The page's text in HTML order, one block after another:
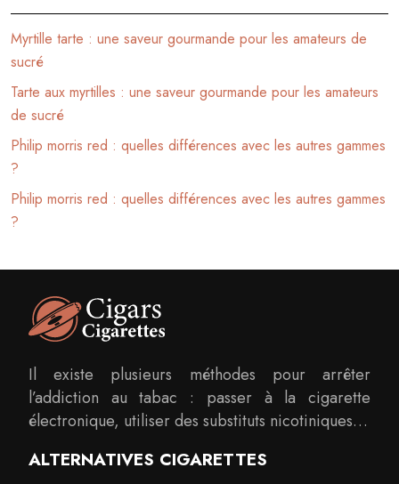
Myrtille tarte : une saveur gourmande pour les amateurs de
sucré
Tarte aux myrtilles : une saveur gourmande pour les amateurs
de sucré
Philip morris red : quelles différences avec les autres gammes
?
Philip morris red : quelles différences avec les autres gammes
?
Il existe plusieurs méthodes pour arrêter
l’addiction au tabac : passer à la cigarette
électronique, utiliser des substituts nicotiniques…
ALTERNATIVES CIGARETTES